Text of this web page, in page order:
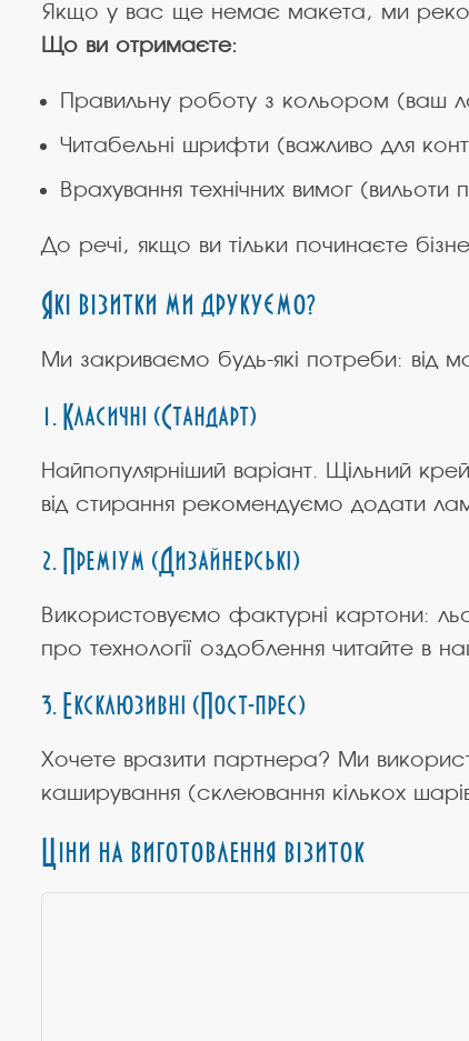
Якщо у вас ще немає макета, ми
Що ви отримаєте:
Правильну роботу з кольором (ваш
Читабельні шрифти (важливо для
Врахування технічних вимог (вильоти
До речі, якщо ви тільки починаєте
Які візитки ми друкуємо?
Ми закриваємо будь-які потреби: від
1. Класичні (Стандарт)
Найпопулярніший варіант. Щільний
від стирання рекомендуємо додати
2. Преміум (Дизайнерські)
Використовуємо фактурні картони:
про технології оздоблення читайте в
3. Ексклюзивні (Пост-прес)
Хочете вразити партнера? Ми
каширування (склеювання кількох
Ціни на виготовлення візиток